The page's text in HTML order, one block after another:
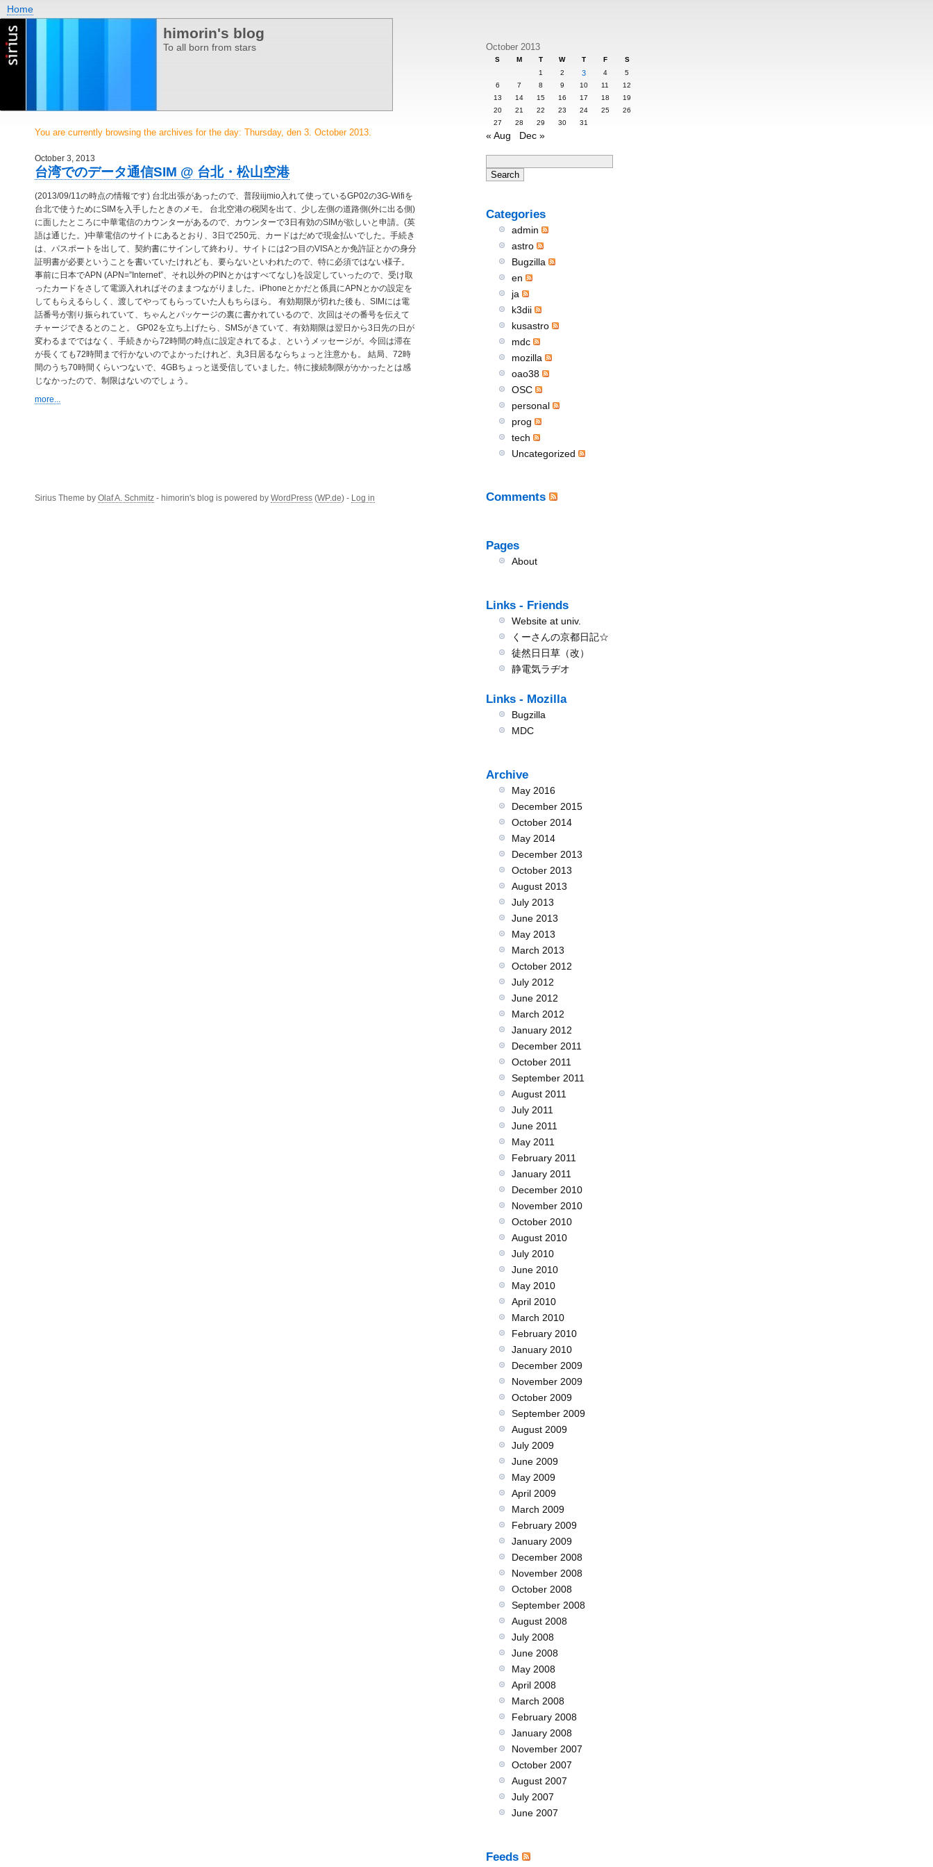
Home
himorin's blog
To all born from stars
You are currently browsing the archives for the day: Thursday, den 3. October 2013.
October 3, 2013
台湾でのデータ通信SIM @ 台北・松山空港
(2013/09/11の時点の情報です) 台北出張があったので、普段iijmio入れて使っているGP02の3G-Wifiを
台北で使うためにSIMを入手したときのメモ。 台北空港の税関を出て、少し左側の道路側(外に出る側)
に面したところに中華電信のカウンターがあるので、カウンターで3日有効のSIMが欲しいと申請。(英
語は通じた。)中華電信のサイトにあるとおり、3日で250元、カードはだめで現金払いでした。手続き
は、パスポートを出して、契約書にサインして終わり。サイトには2つ目のVISAとか免許証とかの身分
証明書が必要ということを書いていたけれども、要らないといわれたので、特に必須ではない様子。
事前に日本でAPN (APN=”Internet”、それ以外のPINとかはすべてなし)を設定していったので、受け取
ったカードをさして電源入れればそのままつながりました。iPhoneとかだと係員にAPNとかの設定を
してもらえるらしく、渡してやってもらっていた人もちらほら。 有効期限が切れた後も、SIMには電
話番号が割り振られていて、ちゃんとパッケージの裏に書かれているので、次回はその番号を伝えて
チャージできるとのこと。 GP02を立ち上げたら、SMSがきていて、有効期限は翌日から3日先の日が
変わるまでではなく、手続きから72時間の時点に設定されてるよ、というメッセージが。今回は滞在
が長くても72時間まで行かないのでよかったけれど、丸3日居るならちょっと注意かも。 結局、72時
間のうち70時間くらいつないで、4GBちょっと送受信していました。特に接続制限がかかったとは感
じなかったので、制限はないのでしょう。
more...
October 2013
S M T W T F
S
1
2 3 4
5
6
7 8 9 10 11
12
13
14 15 16 17 18
19
20
21 22 23 24 25
26
27
28 29 30 31
« Aug Dec »
Categories
admin
astro
Bugzilla
en
ja
k3dii
kusastro
mdc
mozilla
oao38
OSC
personal
prog
tech
Uncategorized
Comments
Pages
About
Links - Friends
Website at univ.
くーさんの京都日記☆
徒然日日草（改）
静電気ラヂオ
Links - Mozilla
Bugzilla
MDC
Archive
May 2016
December 2015
October 2014
May 2014
December 2013
October 2013
August 2013
July 2013
June 2013
May 2013
March 2013
October 2012
July 2012
June 2012
March 2012
January 2012
December 2011
October 2011
September 2011
August 2011
July 2011
June 2011
May 2011
February 2011
January 2011
December 2010
November 2010
October 2010
August 2010
July 2010
June 2010
May 2010
April 2010
March 2010
February 2010
January 2010
December 2009
November 2009
October 2009
September 2009
August 2009
July 2009
June 2009
May 2009
April 2009
March 2009
February 2009
January 2009
December 2008
November 2008
October 2008
September 2008
August 2008
July 2008
June 2008
May 2008
April 2008
March 2008
February 2008
January 2008
November 2007
October 2007
August 2007
July 2007
June 2007
Feeds
Sirius Theme by Olaf A. Schmitz - himorin's blog is powered by WordPress (WP.de) - Log in